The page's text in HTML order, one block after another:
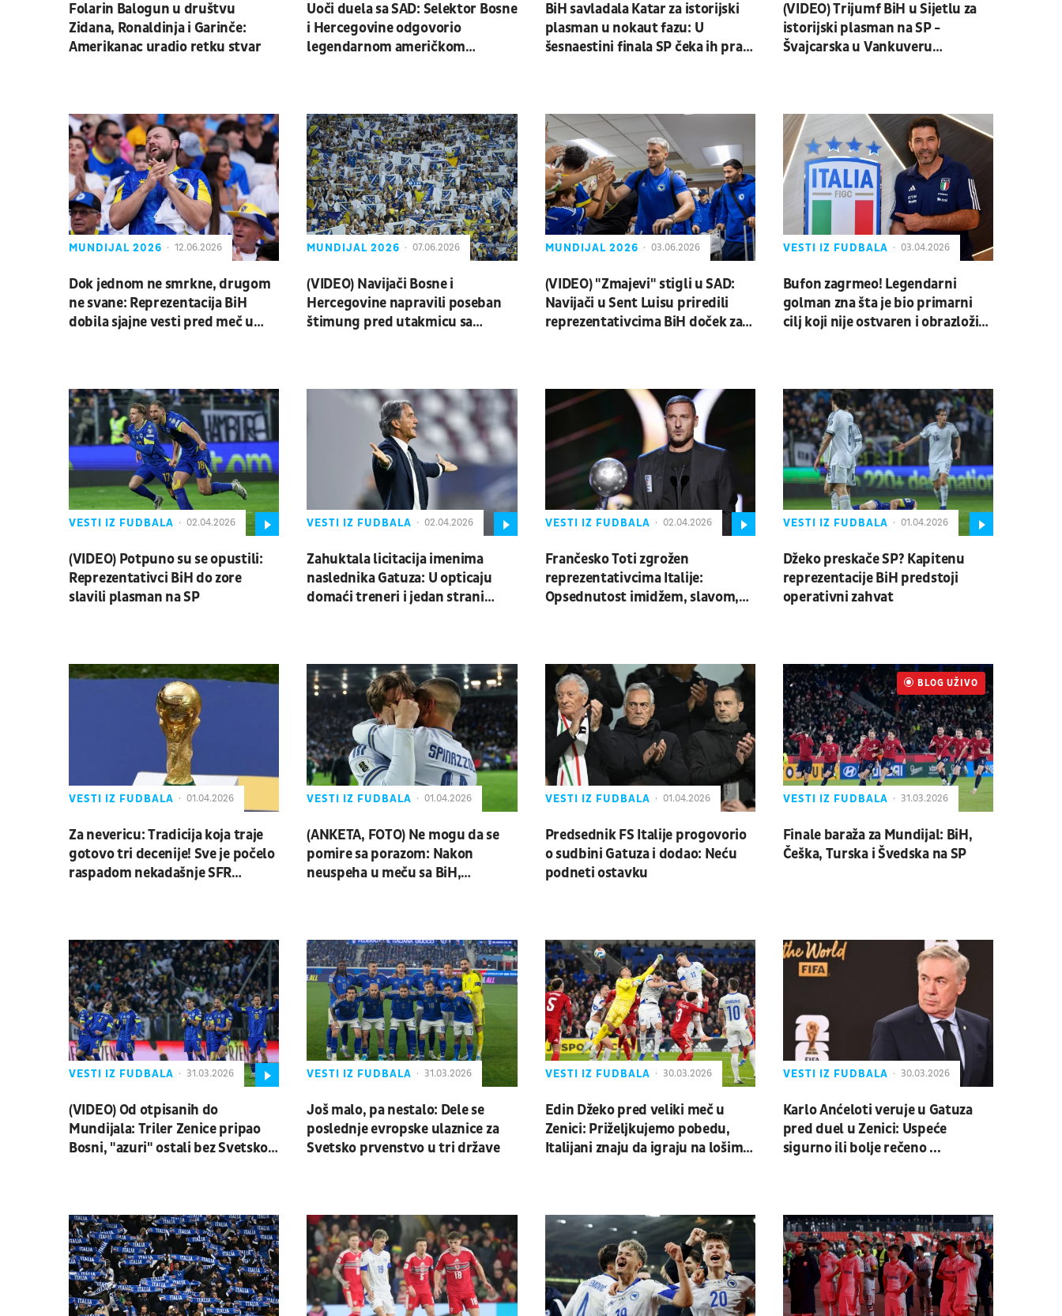
Folarin Balogun u društvu
Zidana, Ronaldinja i Garinče:
Amerikanac uradio retku stvar
Uoči duela sa SAD: Selektor Bosne
i Hercegovine odgovorio
legendarnom američkom
BiH savladala Katar za istorijski
plasman u nokaut fazu: U
šesnaestini finala SP čeka ih pravi
(VIDEO) Trijumf BiH u Sijetlu za
istorijski plasman na SP -
Švajcarska u Vankuveru
MUNDIJAL 2026 12.06.2026
Dok jednom ne smrkne, drugom
ne svane: Reprezentacija BiH
dobila sjajne vesti pred meč u
MUNDIJAL 2026 07.06.2026
(VIDEO) Navijači Bosne i
Hercegovine napravili poseban
štimung pred utakmicu sa
MUNDIJAL 2026 03.06.2026
(VIDEO) "Zmajevi" stigli u SAD:
Navijači u Sent Luisu priredili
reprezentativcima BiH doček za
VESTI IZ FUDBALA 03.04.2026
Bufon zagrmeo! Legendarni
golman zna šta je bio primarni
cilj koji nije ostvaren i obrazložio
VESTI IZ FUDBALA 02.04.2026
(VIDEO) Potpuno su se opustili:
Reprezentativci BiH do zore
slavili plasman na SP
VESTI IZ FUDBALA 02.04.2026
Zahuktala licitacija imenima
naslednika Gatuza: U opticaju
domaći treneri i jedan strani
VESTI IZ FUDBALA 02.04.2026
Frančesko Toti zgrožen
reprezentativcima Italije:
Opsednutost imidžem, slavom,
VESTI IZ FUDBALA 01.04.2026
Džeko preskače SP? Kapitenu
reprezentacije BiH predstoji
operativni zahvat
VESTI IZ FUDBALA 01.04.2026
Za nevericu: Tradicija koja traje
gotovo tri decenije! Sve je počelo
raspadom nekadašnje SFR
VESTI IZ FUDBALA 01.04.2026
(ANKETA, FOTO) Ne mogu da se
pomire sa porazom: Nakon
neuspeha u meču sa BiH,
VESTI IZ FUDBALA 01.04.2026
Predsednik FS Italije progovorio
o sudbini Gatuza i dodao: Neću
podneti ostavku
VESTI IZ FUDBALA 31.03.2026
Finale baraža za Mundijal: BiH,
Češka, Turska i Švedska na SP
UŽIVO
BLOG UŽIVO
VESTI IZ FUDBALA 31.03.2026
(VIDEO) Od otpisanih do
Mundijala: Triler Zenice pripao
Bosni, "azuri" ostali bez Svetskog
VESTI IZ FUDBALA 31.03.2026
Još malo, pa nestalo: Dele se
poslednje evropske ulaznice za
Svetsko prvenstvo u tri države
VESTI IZ FUDBALA 30.03.2026
Edin Džeko pred veliki meč u
Zenici: Priželjkujemo pobedu,
Italijani znaju da igraju na lošim
VESTI IZ FUDBALA 30.03.2026
Karlo Anćeloti veruje u Gatuza
pred duel u Zenici: Uspeće
sigurno ili bolje rečeno ...